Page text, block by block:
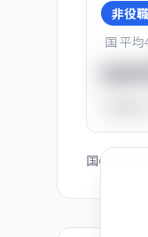
非役
国 平均
国の役職別